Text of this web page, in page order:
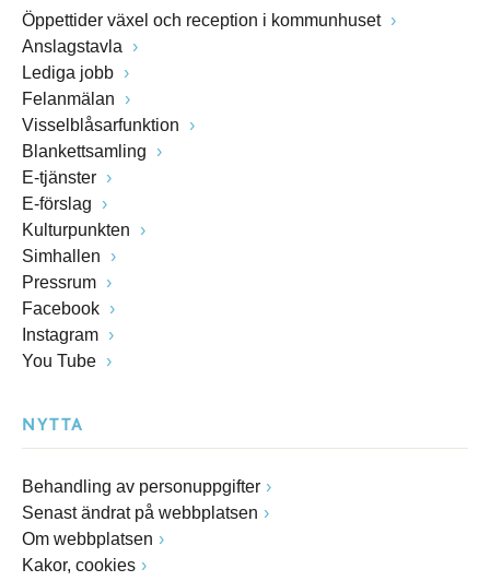
Öppettider växel och reception i kommunhuset
Anslagstavla
Lediga jobb
Felanmälan
Visselblåsarfunktion
Blankettsamling
E-tjänster
E-förslag
Kulturpunkten
Simhallen
Pressrum
Facebook
Instagram
You Tube
NYTTA
Behandling av personuppgifter
Senast ändrat på webbplatsen
Om webbplatsen
Kakor, cookies